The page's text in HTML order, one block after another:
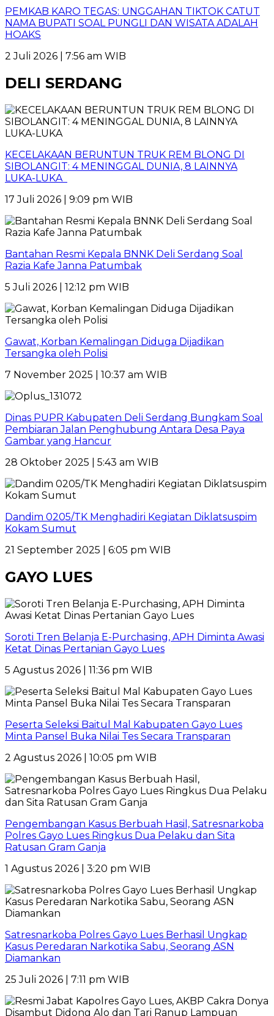
PEMKAB KARO TEGAS: UNGGAHAN TIKTOK CATUT
NAMA BUPATI SOAL PUNGLI DAN WISATA ADALAH
HOAKS
2 Juli 2026 | 7:56 am WIB
DELI SERDANG
KECELAKAAN BERUNTUN TRUK REM BLONG DI
SIBOLANGIT: 4 MENINGGAL DUNIA, 8 LAINNYA
LUKA-LUKA
17 Juli 2026 | 9:09 pm WIB
Bantahan Resmi Kepala BNNK Deli Serdang Soal
Razia Kafe Janna Patumbak
5 Juli 2026 | 12:12 pm WIB
Gawat, Korban Kemalingan Diduga Dijadikan
Tersangka oleh Polisi
7 November 2025 | 10:37 am WIB
Dinas PUPR Kabupaten Deli Serdang Bungkam Soal
Pembiaran Jalan Penghubung Antara Desa Paya
Gambar yang Hancur
28 Oktober 2025 | 5:43 am WIB
Dandim 0205/TK Menghadiri Kegiatan Diklatsuspim
Kokam Sumut
21 September 2025 | 6:05 pm WIB
GAYO LUES
Soroti Tren Belanja E-Purchasing, APH Diminta Awasi
Ketat Dinas Pertanian Gayo Lues
5 Agustus 2026 | 11:36 pm WIB
Peserta Seleksi Baitul Mal Kabupaten Gayo Lues
Minta Pansel Buka Nilai Tes Secara Transparan
2 Agustus 2026 | 10:05 pm WIB
Pengembangan Kasus Berbuah Hasil, Satresnarkoba
Polres Gayo Lues Ringkus Dua Pelaku dan Sita
Ratusan Gram Ganja
1 Agustus 2026 | 3:20 pm WIB
Satresnarkoba Polres Gayo Lues Berhasil Ungkap
Kasus Peredaran Narkotika Sabu, Seorang ASN
Diamankan
25 Juli 2026 | 7:11 pm WIB